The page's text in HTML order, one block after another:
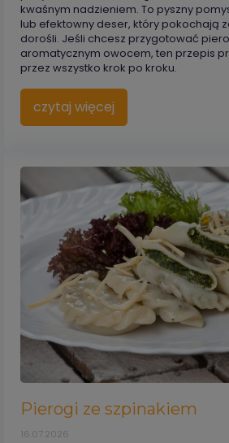
kwaśnym nadzieniem. To pyszny
lub efektowny deser, który pokochają
dorośli. Jeśli chcesz przygotować
aromatycznym owocem, ten przepis
przez wszystko krok po kroku.
czytaj więcej
Pierogi ze szpinakiem
16.07.2026